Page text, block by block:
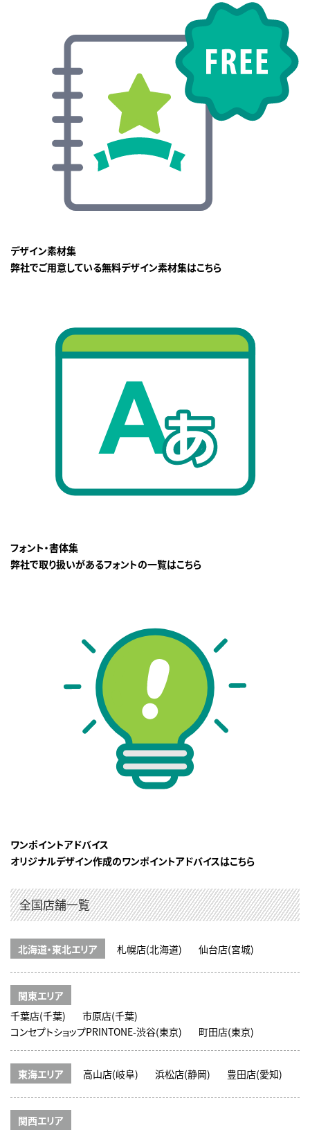
デザイン素材集
弊社でご用意している無料デザイン素材集はこちら
フォント・書体集
弊社で取り扱いがあるフォントの一覧はこちら
ワンポイントアドバイス
オリジナルデザイン作成のワンポイントアドバイスはこちら
全国店舗一覧
北海道・東北エリア 札幌店(北海道) 仙台店(宮城)
関東エリア
千葉店(千葉)
市原店(千葉)
コンセプトショップPRINTONE-渋谷(東京)
町田店(東京)
東海エリア 高山店(岐阜) 浜松店(静岡) 豊田店(愛知)
関西エリア